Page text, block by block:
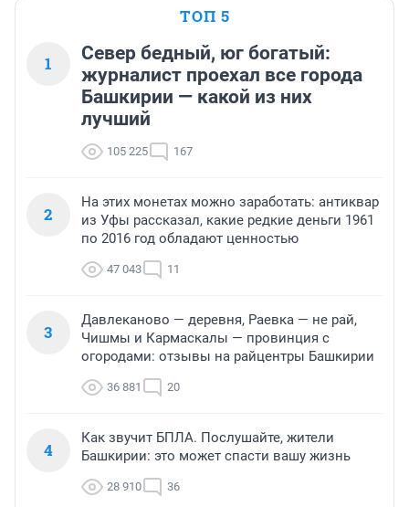
ТОП 5
1
Север бедный, юг богатый:
журналист проехал все города
Башкирии — какой из них
лучший
105 225 167
2
На этих монетах можно заработать: антиквар
из Уфы рассказал, какие редкие деньги 1961
по 2016 год обладают ценностью
47 043 11
3
Давлеканово — деревня, Раевка — не рай,
Чишмы и Кармаскалы — провинция с
огородами: отзывы на райцентры Башкирии
36 881 20
4
Как звучит БПЛА. Послушайте, жители
Башкирии: это может спасти вашу жизнь
28 910 36